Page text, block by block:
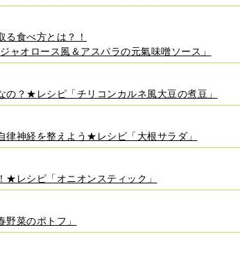
る食べ方とは？！
ャオロース風＆アスパラの元氣味噌ソース」
の？★レシピ「チリコンカルネ風大豆の煮豆」
律神経を整えよう★レシピ「大根サラダ」
★レシピ「オニオンスティック」
菜のポトフ」